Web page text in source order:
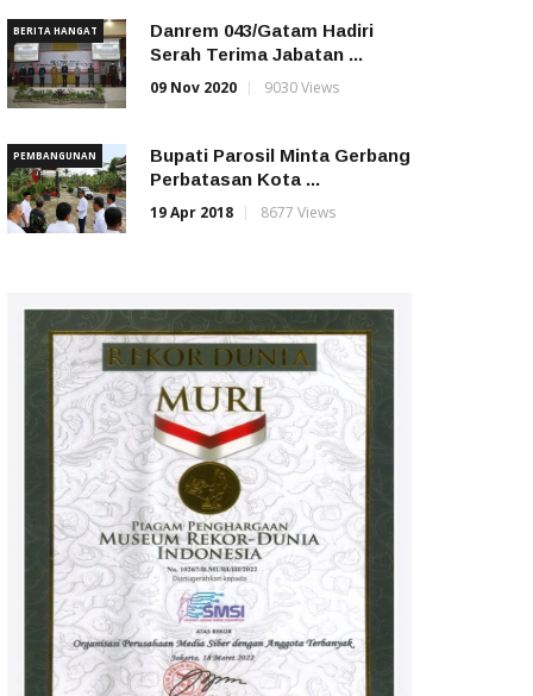
BERITA HANGAT
Danrem 043/Gatam Hadiri
Serah Terima Jabatan ...
09 Nov 2020
9030 Views
PEMBANGUNAN
Bupati Parosil Minta Gerbang
Perbatasan Kota ...
19 Apr 2018
8677 Views